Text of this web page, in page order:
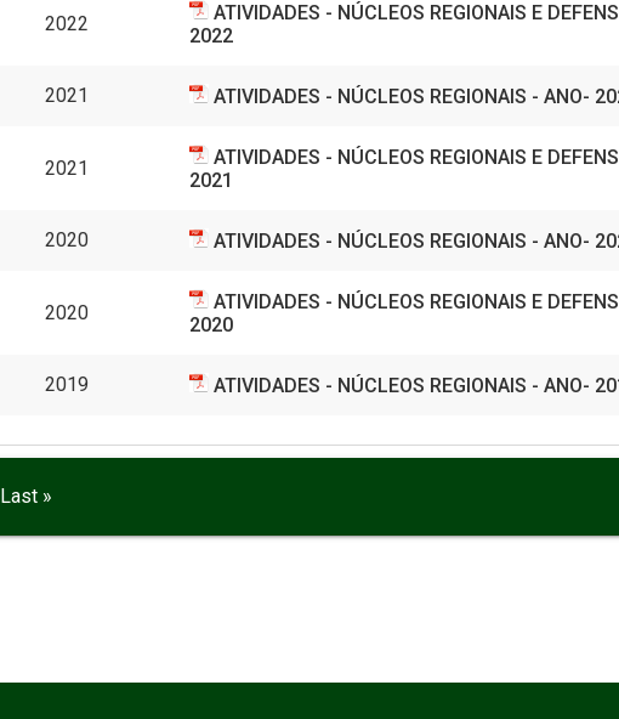
2022
ATIVIDADES - NÚCLEOS REGIONAIS E
2022
2021 ATIVIDADES - NÚCLEOS REGIONAIS - ANO-
2021
ATIVIDADES - NÚCLEOS REGIONAIS E
2021
2020 ATIVIDADES - NÚCLEOS REGIONAIS - ANO-
2020
ATIVIDADES - NÚCLEOS REGIONAIS E
2020
2019 ATIVIDADES - NÚCLEOS REGIONAIS - ANO-
Last »